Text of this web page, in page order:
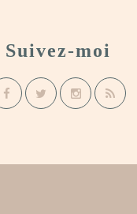
Suivez-moi